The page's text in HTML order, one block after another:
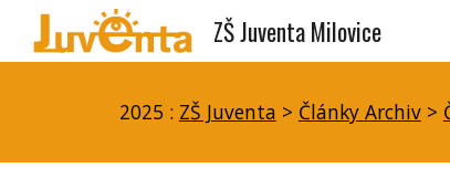
ZŠ Juventa Milovice
2025 : ZŠ Juventa > Články Archiv >